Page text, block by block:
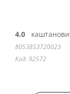
4.0
8053853720023
Код: 92572